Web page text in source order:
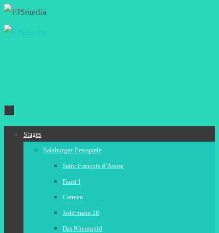
Zum
Inhalt
Zum
Stages
Salzburger Festspiele
Saint François d’Assise
Faust I
Carmen
Jedermann 26
Das Rheingold